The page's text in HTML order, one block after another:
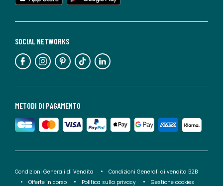
METODI DI PAGAMENTO
SOCIAL NETWORKS
Condizioni Generali di Vendita
Condizioni Generali di vendita B2B
Offerte in corso
Politica sulla privacy Gestione cookies